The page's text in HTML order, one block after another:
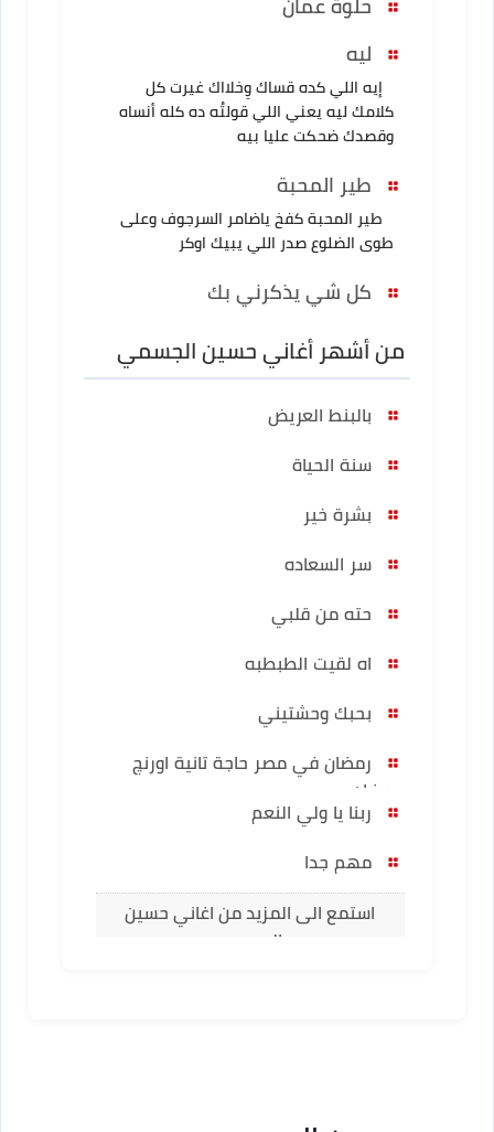
حلوة عمان
ليه
إيه اللي كده قساك وِخلااك غيرت كل
كلامك ليه يعني اللي قولتُه ده كله أنساه
وقصدك ضحكت عليا بيه
طير المحبة
طير المحبة كفخ ياضامر السرجوف وعلى
طوى الضلوع صدر اللي يبيك اوكر
كل شي يذكرني بك
من أشهر أغاني حسين الجسمي
بالبنط العريض
سنة الحياة
بشرة خير
سر السعاده
حته من قلبي
اه لقيت الطبطبه
بحبك وحشتيني
رمضان في مصر حاجة تانية اورنچ
رمضان
ربنا يا ولي النعم
مهم جدا
استمع الى المزيد من اغاني حسين
الجسمي